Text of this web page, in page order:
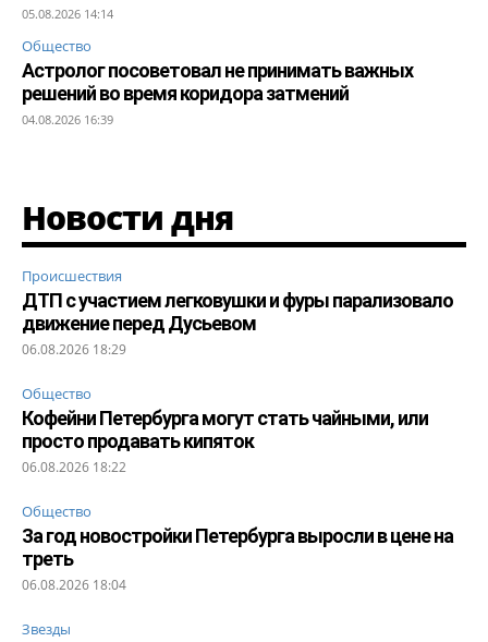
05.08.2026 14:14
Общество
Астролог посоветовал не принимать важных
решений во время коридора затмений
04.08.2026 16:39
Новости дня
Происшествия
ДТП с участием легковушки и фуры парализовало
движение перед Дусьевом
06.08.2026 18:29
Общество
Кофейни Петербурга могут стать чайными, или
просто продавать кипяток
06.08.2026 18:22
Общество
За год новостройки Петербурга выросли в цене на
треть
06.08.2026 18:04
Звезды